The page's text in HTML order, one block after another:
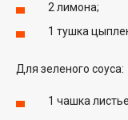
2 лимона;
1 тушка
Для зеленого соуса:
1 чашка